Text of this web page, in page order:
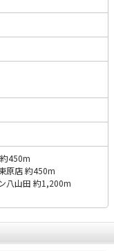
450m
原店 約450m
八山田 約1,200m